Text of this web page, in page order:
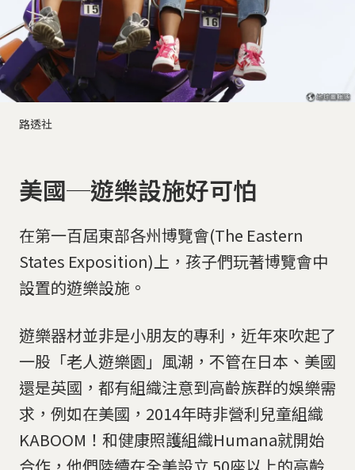
路透社
美國─遊樂設施好可怕
在第一百屆東部各州博覽會(The Eastern
States Exposition)上，孩子們玩著博覽會中
設置的遊樂設施。
遊樂器材並非是小朋友的專利，近年來吹起了
一股「老人遊樂園」風潮，不管在日本、美國
還是英國，都有組織注意到高齡族群的娛樂需
求，例如在美國，2014年時非營利兒童組織
KABOOM！和健康照護組織Humana就開始
合作，他們陸續在全美設立 50座以上的高齡